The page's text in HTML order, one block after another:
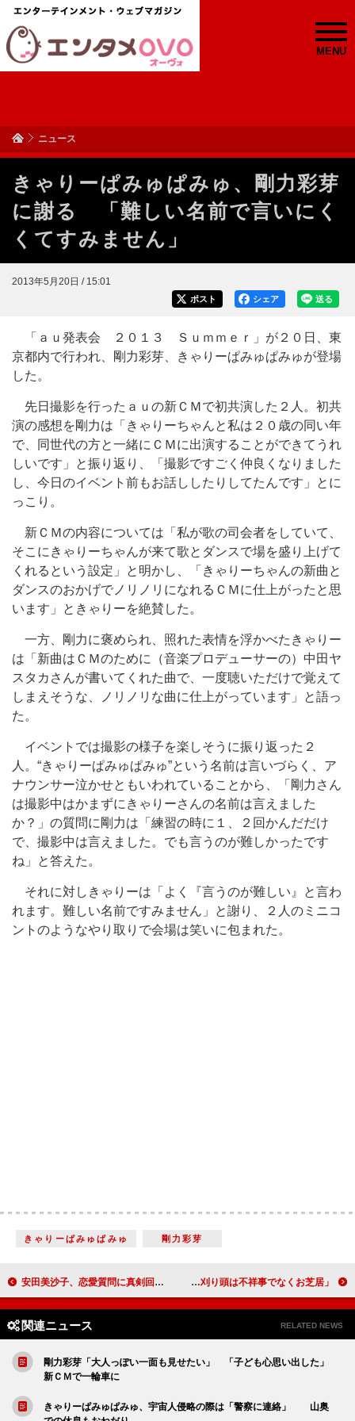
MENU
ニュース
きゃりーぱみゅぱみゅ、剛力彩芽
に謝る 「難しい名前で言いにく
くてすみません」
2013年5月20日 / 15:01
送る
シェア
ポスト
「ａｕ発表会 ２０１３ Ｓｕｍｍｅｒ」が２０日、東
京都内で行われ、剛力彩芽、きゃりーぱみゅぱみゅが登場
した。
先日撮影を行ったａｕの新ＣＭで初共演した２人。初共
演の感想を剛力は「きゃりーちゃんと私は２０歳の同い年
で、同世代の方と一緒にＣＭに出演することができてうれ
しいです」と振り返り、「撮影ですごく仲良くなりました
し、今日のイベント前もお話ししたりしてたんです」とに
っこり。
新ＣＭの内容については「私が歌の司会者をしていて、
そこにきゃりーちゃんが来て歌とダンスで場を盛り上げて
くれるという設定」と明かし、「きゃりーちゃんの新曲と
ダンスのおかげでノリノリになれるＣＭに仕上がったと思
います」ときゃりーを絶賛した。
一方、剛力に褒められ、照れた表情を浮かべたきゃりー
は「新曲はＣＭのために（音楽プロデューサーの）中田ヤ
スタカさんが書いてくれた曲で、一度聴いただけで覚えて
しまえそうな、ノリノリな曲に仕上がっています」と語っ
た。
イベントでは撮影の様子を楽しそうに振り返った２
人。“きゃりーぱみゅぱみゅ”という名前は言いづらく、ア
ナウンサー泣かせともいわれていることから、「剛力さん
は撮影中はかまずにきゃりーさんの名前は言えました
か？」の質問に剛力は「練習の時に１、２回かんだだけ
で、撮影中は言えました。でも言うのが難しかったです
ね」と答えた。
それに対しきゃりーは「よく『言うのが難しい』と言わ
れます。難しい名前ですみません」と謝り、２人のミニコ
ントのようなやり取りで会場は笑いに包まれた。
きゃりーぱみゅぱみゅ 剛力彩芽
安田美沙子、恋愛質問に真剣回答 「自己アピールは結構ラフにできる」 博多華丸、夏放送のドラマで初主演！ 「丸刈り頭は不祥事でなくお芝居」
関連ニュース RELATED NEWS
剛力彩芽「大人っぽい一面も見せたい」 「子ども心思い出した」
新ＣＭで一輪車に
きゃりーぱみゅぱみゅ、宇宙人侵略の際は「警察に連絡」 山奥